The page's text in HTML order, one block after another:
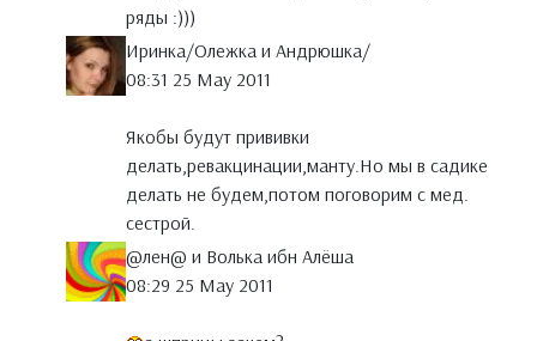
ряды :)))
Иринка/Олежка и Андрюшка/
08:31 25 May 2011
Якобы будут прививки
делать,ревакцинации,манту.Но мы в садике
делать не будем,потом поговорим с мед.
сестрой.
@лен@ и Волька ибн Алёша
08:29 25 May 2011